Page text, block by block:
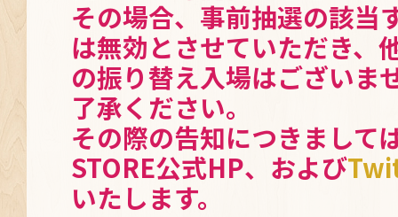
その場合、事前抽選の該当
は無効とさせていただき、
の振り替え入場はございま
了承ください。
その際の告知につきまして
STORE公式HP、および
いたします。